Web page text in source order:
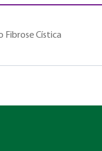
Fibrose Cística